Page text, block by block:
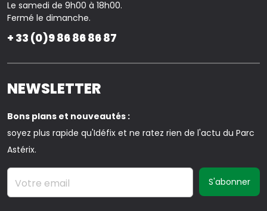
Le samedi de 9h00 à 18h00.
Fermé le dimanche.
+ 33 (0)9 86 86 86 87
NEWSLETTER
Bons plans et nouveautés :
soyez plus rapide qu'Idéfix et ne ratez rien de l'actu du Parc
Astérix.
Votre email